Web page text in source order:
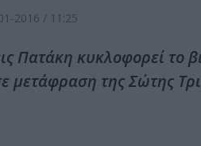
2016 / 11:25
Πατάκη κυκλοφορεί το
μετάφραση της Σώτης